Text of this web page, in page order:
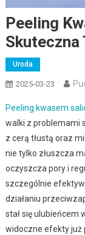
Peeling
Skuteczna
Uroda
2025-03-23
Peeling kwasem
walki z problemami
z cerą tłustą oraz
nie tylko złuszcza
oczyszcza pory i
szczególnie
działaniu
stał się ulubieńcem
widoczne efekty już